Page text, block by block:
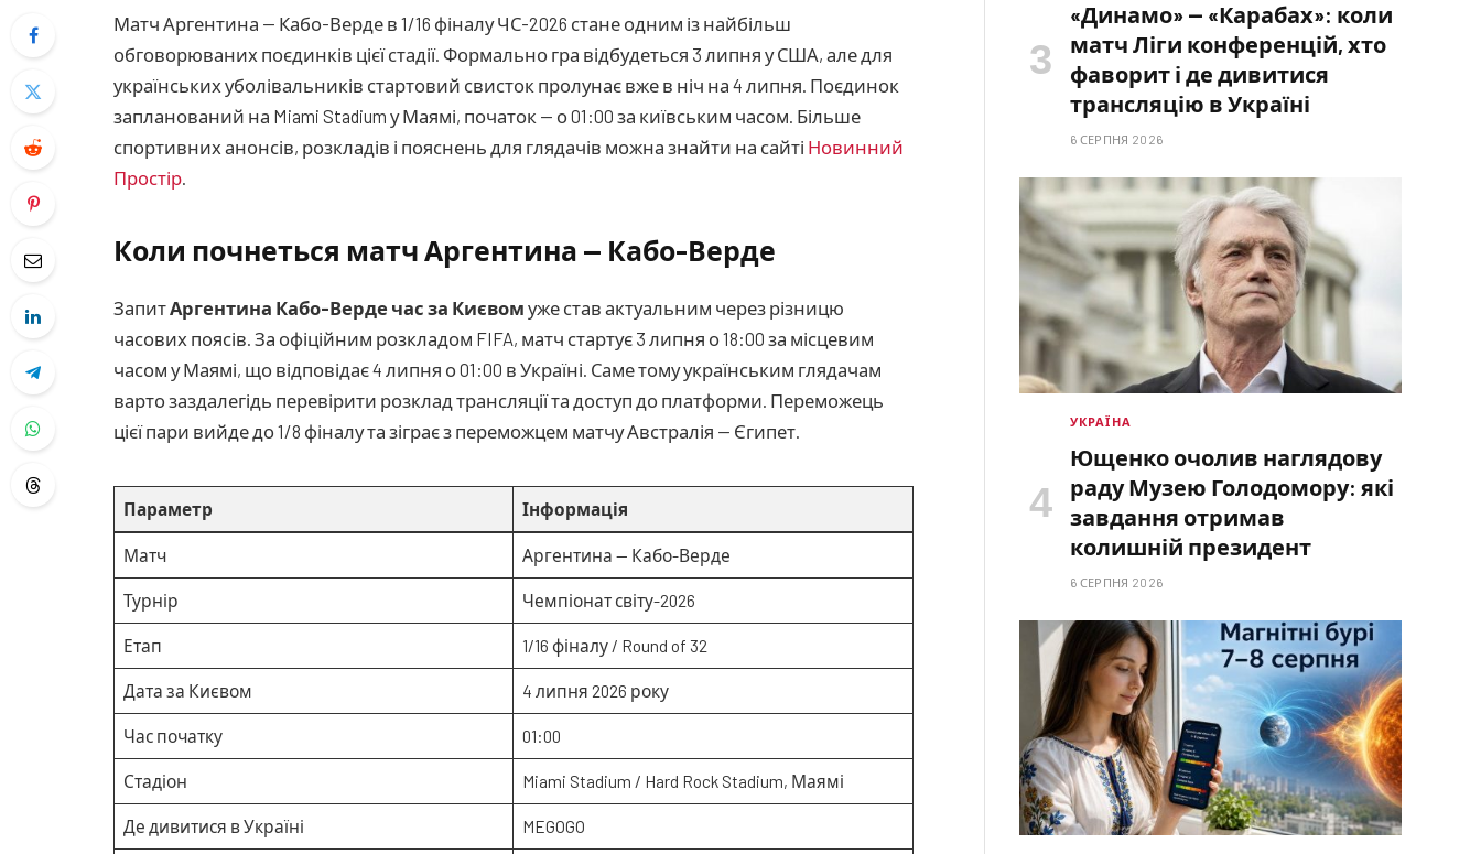
Матч Аргентина — Кабо-Верде в 1/16 фіналу ЧС-2026 стане одним із найбільш
обговорюваних поєдинків цієї стадії. Формально гра відбудеться 3 липня у США, але для
українських уболівальників стартовий свисток пролунає вже в ніч на 4 липня. Поєдинок
запланований на Miami Stadium у Маямі, початок — о 01:00 за київським часом. Більше
спортивних анонсів, розкладів і пояснень для глядачів можна знайти на сайті Новинний
Простір.
Коли почнеться матч Аргентина — Кабо-Верде
ЗапитАргентина Кабо-Верде час за Києвом уже став актуальним через різницю
часових поясів. За офіційним розкладом FIFA, матч стартує 3 липня о 18:00 за місцевим
часом у Маямі, що відповідає 4 липня о 01:00 в Україні. Саме тому українським глядачам
варто заздалегідь перевірити розклад трансляції та доступ до платформи. Переможець
цієї пари вийде до 1/8 фіналу та зіграє з переможцем матчу Австралія — Єгипет.
Параметр Інформація
Матч Аргентина — Кабо-Верде
Турнір Чемпіонат світу-2026
Етап 1/16 фіналу / Round of 32
Дата за Києвом 4 липня 2026 року
Час початку 01:00
Стадіон Miami Stadium / Hard Rock Stadium, Маямі
Де дивитися в Україні MEGOGO
«Динамо» — «Карабах»: коли
матч Ліги конференцій, хто
фаворит і де дивитися
трансляцію в Україні
6 СЕРПНЯ 2026
УКРАЇНА
Ющенко очолив наглядову
раду Музею Голодомору: які
завдання отримав
колишній президент
6 СЕРПНЯ 2026